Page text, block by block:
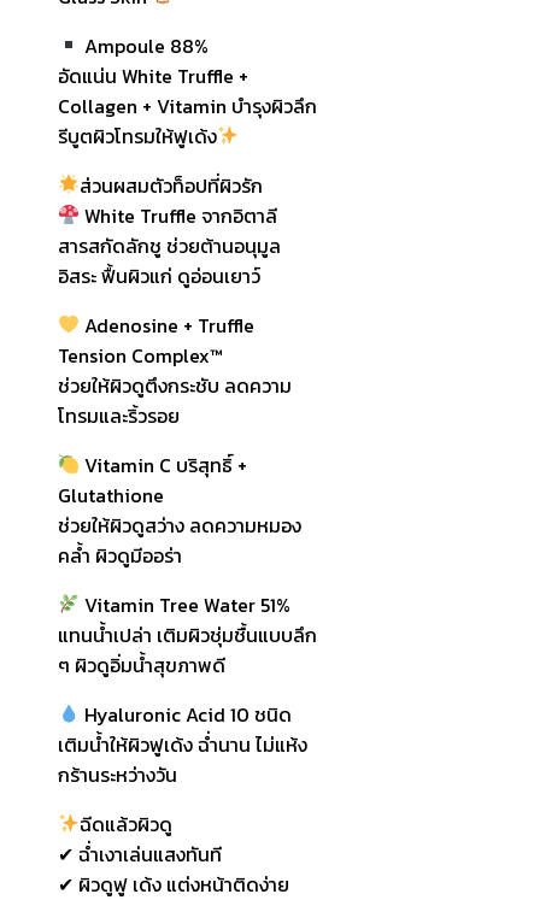
Ampoule 88%
อัดแน่น White Truffle +
Collagen + Vitamin บำรุงผิวลึก
รีบูตผิวโทรมให้ฟูเด้ง
ส่วนผสมตัวท็อปที่ผิวรัก
White Truffle จากอิตาลี
สารสกัดลักชู ช่วยต้านอนุมูล
อิสระ ฟื้นผิวแก่ ดูอ่อนเยาว์
Adenosine + Truffle
Tension Complex™
ช่วยให้ผิวดูตึงกระชับ ลดความ
โทรมและริ้วรอย
Vitamin C บริสุทธิ์ +
Glutathione
ช่วยให้ผิวดูสว่าง ลดความหมอง
คล้ำ ผิวดูมีออร่า
Vitamin Tree Water 51%
แทนน้ำเปล่า เติมผิวชุ่มชื้นแบบลึก
ๆ ผิวดูอิ่มน้ำสุขภาพดี
Hyaluronic Acid 10 ชนิด
เติมน้ำให้ผิวฟูเด้ง ฉ่ำนาน ไม่แห้ง
กร้านระหว่างวัน
ฉีดแล้วผิวดู
✔ ฉ่ำเงาเล่นแสงทันที
✔ ผิวดูฟู เด้ง แต่งหน้าติดง่าย